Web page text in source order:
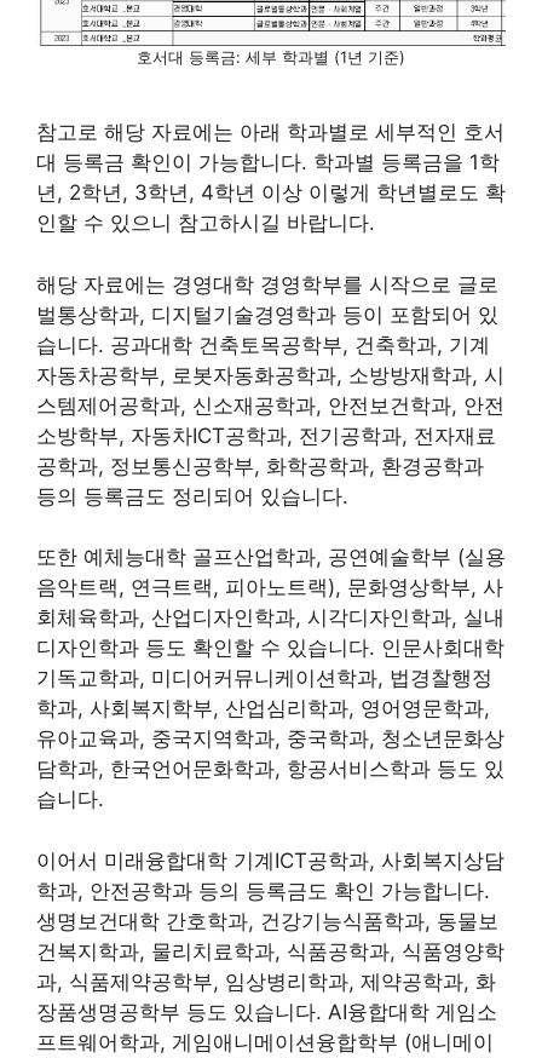
호서대 등록금: 세부 학과별 (1년 기준)
참고로 해당 자료에는 아래 학과별로 세부적인 호서
대 등록금 확인이 가능합니다. 학과별 등록금을 1학
년, 2학년, 3학년, 4학년 이상 이렇게 학년별로도 확
인할 수 있으니 참고하시길 바랍니다.
해당 자료에는 경영대학 경영학부를 시작으로 글로
벌통상학과, 디지털기술경영학과 등이 포함되어 있
습니다. 공과대학 건축토목공학부, 건축학과, 기계
자동차공학부, 로봇자동화공학과, 소방방재학과, 시
스템제어공학과, 신소재공학과, 안전보건학과, 안전
소방학부, 자동차ICT공학과, 전기공학과, 전자재료
공학과, 정보통신공학부, 화학공학과, 환경공학과
등의 등록금도 정리되어 있습니다.
또한 예체능대학 골프산업학과, 공연예술학부 (실용
음악트랙, 연극트랙, 피아노트랙), 문화영상학부, 사
회체육학과, 산업디자인학과, 시각디자인학과, 실내
디자인학과 등도 확인할 수 있습니다. 인문사회대학
기독교학과, 미디어커뮤니케이션학과, 법경찰행정
학과, 사회복지학부, 산업심리학과, 영어영문학과,
유아교육과, 중국지역학과, 중국학과, 청소년문화상
담학과, 한국언어문화학과, 항공서비스학과 등도 있
습니다.
이어서 미래융합대학 기계ICT공학과, 사회복지상담
학과, 안전공학과 등의 등록금도 확인 가능합니다.
생명보건대학 간호학과, 건강기능식품학과, 동물보
건복지학과, 물리치료학과, 식품공학과, 식품영양학
과, 식품제약공학부, 임상병리학과, 제약공학과, 화
장품생명공학부 등도 있습니다. AI융합대학 게임소
프트웨어학과, 게임애니메이션융합학부 (애니메이